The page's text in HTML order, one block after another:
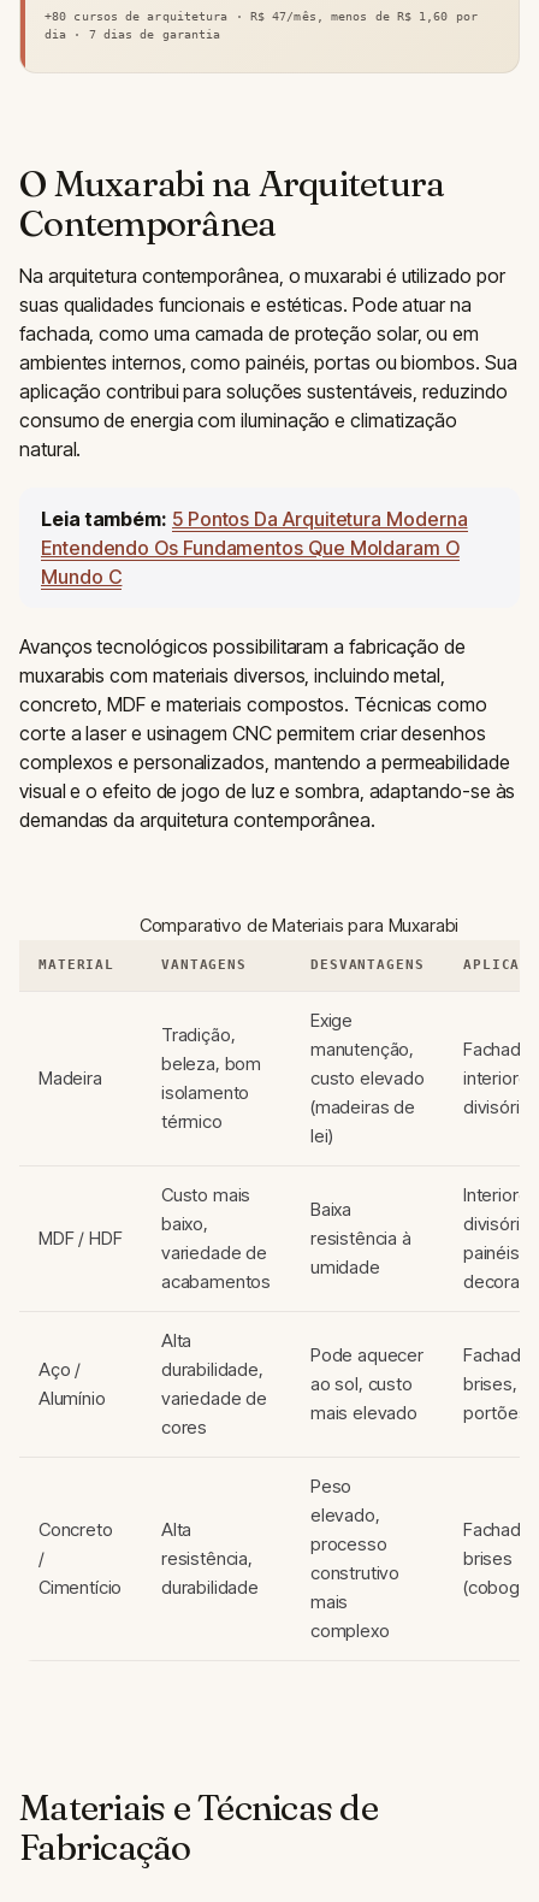
+80 cursos de arquitetura · R$ 47/mês, menos de R$ 1,60 por
dia · 7 dias de garantia
O Muxarabi na Arquitetura
Contemporânea
Na arquitetura contemporânea, o muxarabi é utilizado por
suas qualidades funcionais e estéticas. Pode atuar na
fachada, como uma camada de proteção solar, ou em
ambientes internos, como painéis, portas ou biombos. Sua
aplicação contribui para soluções sustentáveis, reduzindo
consumo de energia com iluminação e climatização
natural.
Leia também: 5 Pontos Da Arquitetura Moderna
Entendendo Os Fundamentos Que Moldaram O
Mundo C
Avanços tecnológicos possibilitaram a fabricação de
muxarabis com materiais diversos, incluindo metal,
concreto, MDF e materiais compostos. Técnicas como
corte a laser e usinagem CNC permitem criar desenhos
complexos e personalizados, mantendo a permeabilidade
visual e o efeito de jogo de luz e sombra, adaptando-se às
demandas da arquitetura contemporânea.
Comparativo de Materiais para Muxarabi
MATERIAL VANTAGENS DESVANTAGENS
Madeira
Tradição,
beleza, bom
isolamento
térmico
Exige
manutenção,
custo elevado
(madeiras de
lei)
divisórias
MDF / HDF
Custo mais
baixo,
variedade de
acabamentos
Baixa
resistência à
umidade
painéis
Aço /
Alumínio
Alta
durabilidade,
variedade de
cores
Pode aquecer
ao sol, custo
mais elevado
brises,
portões
Concreto
/
Cimentício
Alta
resistência,
durabilidade
Peso
elevado,
processo
construtivo
mais
complexo
brises
Materiais e Técnicas de
Fabricação